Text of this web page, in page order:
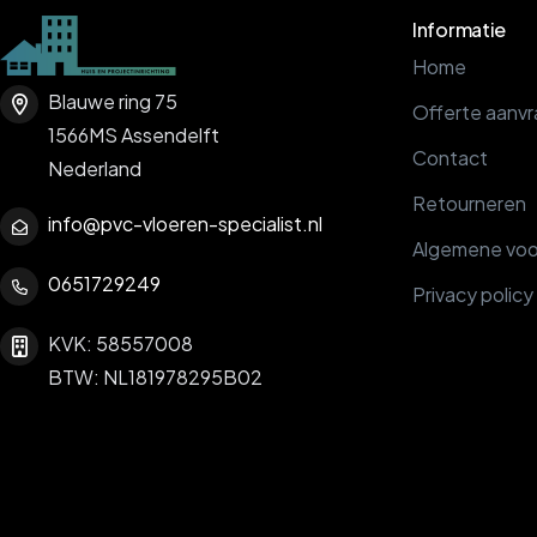
Blauwe ring 75
1566MS Assendelft
Nederland
info@pvc-vloeren-specialist.nl
0651729249
KVK: 58557008
BTW: NL181978295B02
Informatie
Home
Offerte
Contact
Retourneren
Algemene
Privacy policy